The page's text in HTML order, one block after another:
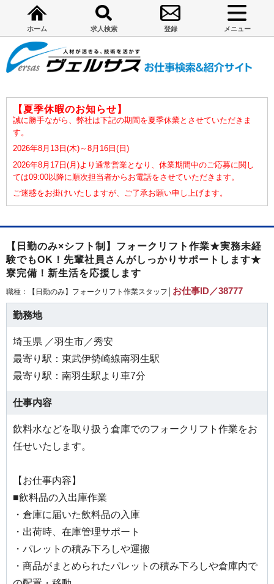
ホーム 求人検索 登録 メニュー
【夏季休暇のお知らせ】
誠に勝手ながら、弊社は下記の期間を夏季休業とさせていただきま
す。
2026年8月13日(木)～8月16日(日)
2026年8月17日(月)より通常営業となり、休業期間中のご応募に関し
ては09:00以降に順次担当者からお電話をさせていただきます。
ご迷惑をお掛けいたしますが、ご了承お願い申し上げます。
【日勤のみ×シフト制】フォークリフト作業★実務未経
験でもOK！先輩社員さんがしっかりサポートします★
寮完備！新生活を応援します
職種：【日勤のみ】フォークリフト作業スタッフ│ お仕事ID／38777
勤務地
埼玉県 ／羽生市／秀安
最寄り駅：東武伊勢崎線南羽生駅
最寄り駅：南羽生駅より車7分
仕事内容
飲料水などを取り扱う倉庫でのフォークリフト作業をお
任せいたします。
【お仕事内容】
■飲料品の入出庫作業
・倉庫に届いた飲料品の入庫
・出荷時、在庫管理サポート
・パレットの積み下ろしや運搬
・商品がまとめられたパレットの積み下ろしや倉庫内で